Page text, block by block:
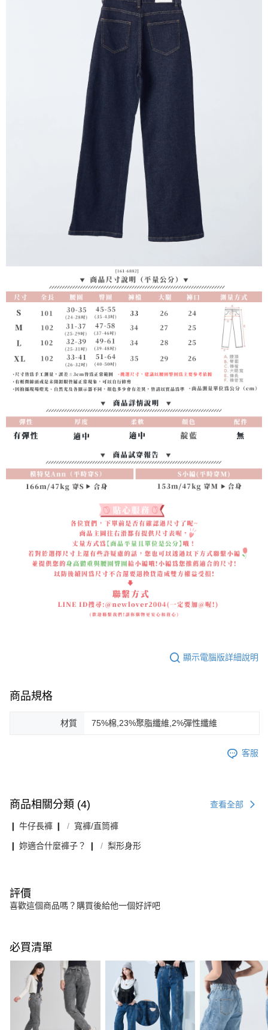
顯示電腦版詳細說明
商品規格
材質 75%棉,23%聚脂纖維,2%彈性纖維
客服
商品相關分類 (4) 查看全部
❙ 牛仔長褲 ❙ 寬褲/直筒褲
❙ 妳適合什麼褲子？ ❙ 梨形身形
評價
喜歡這個商品嗎？購買後給他一個好評吧
必買清單